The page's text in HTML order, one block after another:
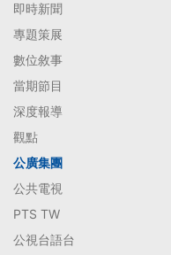
即時新聞
專題策展
數位敘事
當期節目
深度報導
觀點
公廣集團
公共電視
PTS TW
公視台語台